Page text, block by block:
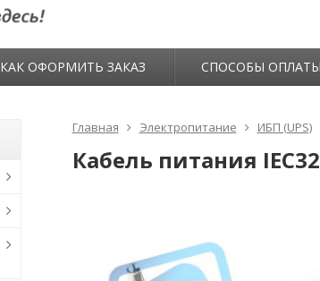
КАК ОФОРМИТЬ ЗАКАЗ СПОСОБЫ ОПЛАТЫ
Главная Электропитание ИБП (UPS)
Кабель питания